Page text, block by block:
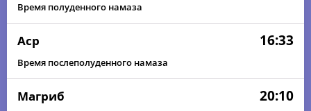
Время полуденного намаза
Аср 16:33
Время послеполуденного намаза
Магриб 20:10